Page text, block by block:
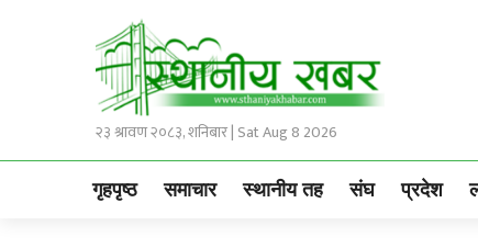
२३ श्रावण २०८३, शनिबार | Sat Aug 8 2026
गृहपृष्ठ समाचार स्थानीय तह संघ प्रदेश